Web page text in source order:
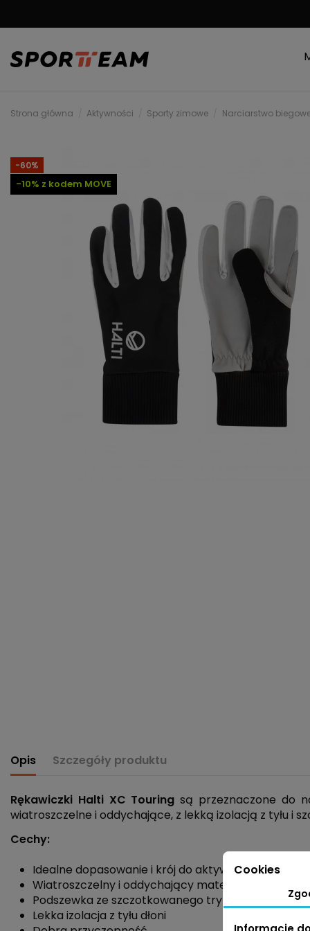
Strona główna Aktywności Sporty zimowe Narciarstwo
-60%
-10% z kodem MOVE
Opis Szczegóły produktu
Rękawiczki Halti XC Touring są przeznaczone do
wiatroszczelne i oddychające, z lekką izolacją z tyłu i
Cechy:
Idealne dopasowanie i krój do aktywnego użytku
Wiatroszczelny i oddychający materiał
Podszewka ze szczotkowanego trykotu
Lekka izolacja z tyłu dłoni
Cookies